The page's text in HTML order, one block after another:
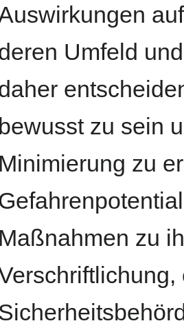
Umfeld
bewusst zu sein
Minimierung zu
Maßnahmen zu